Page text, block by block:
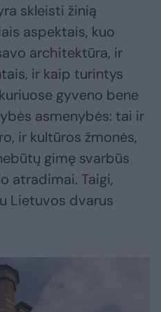
skleisti žinią
aspektais, kuo
architektūra, ir
ir kaip turintys
gyveno bene
asmenybės: tai ir
ir kultūros žmonės,
gimę svarbūs
atradimai. Taigi,
Lietuvos dvarus